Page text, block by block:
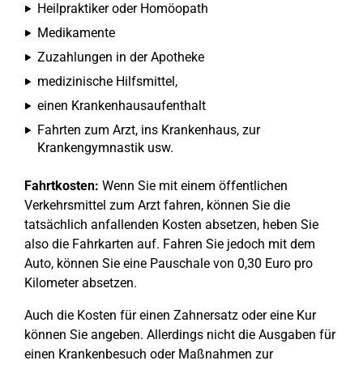
Heilpraktiker oder Homöopath
Medikamente
Zuzahlungen in der Apotheke
medizinische Hilfsmittel,
einen Krankenhausaufenthalt
Fahrten zum Arzt, ins Krankenhaus, zur
Krankengymnastik usw.
Fahrtkosten: Wenn Sie mit einem öffentlichen
Verkehrsmittel zum Arzt fahren, können Sie die
tatsächlich anfallenden Kosten absetzen, heben Sie
also die Fahrkarten auf. Fahren Sie jedoch mit dem
Auto, können Sie eine Pauschale von 0,30 Euro pro
Kilometer absetzen.
Auch die Kosten für einen Zahnersatz oder eine Kur
können Sie angeben. Allerdings nicht die Ausgaben für
einen Krankenbesuch oder Maßnahmen zur